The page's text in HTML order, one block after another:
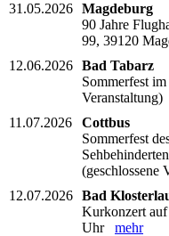
31.05.2026 Magdeburg
90 Jahre
99, 39120
12.06.2026 Bad Tabarz
Sommerfest
Veranstaltung)
11.07.2026
Cottbus
Sommerfest
(geschlossene
12.07.2026 Bad
Kurkonzert
Uhr mehr